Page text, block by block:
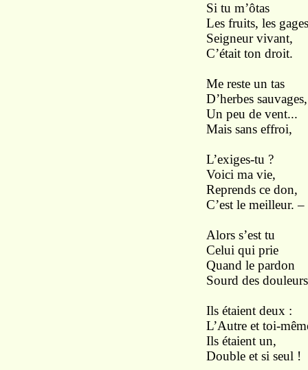
Si tu m’ôtas
Les fruits, les
Seigneur vivant,
C’était ton droit.
Me reste un tas
D’herbes sauvages,
Un peu de vent...
Mais sans effroi,
L’exiges-tu ?
Voici ma vie,
Reprends ce don,
C’est le meilleur. –
Alors s’est tu
Celui qui prie
Quand le pardon
Sourd des
Ils étaient deux :
L’Autre et toi-
Ils étaient un,
Double et si seul !